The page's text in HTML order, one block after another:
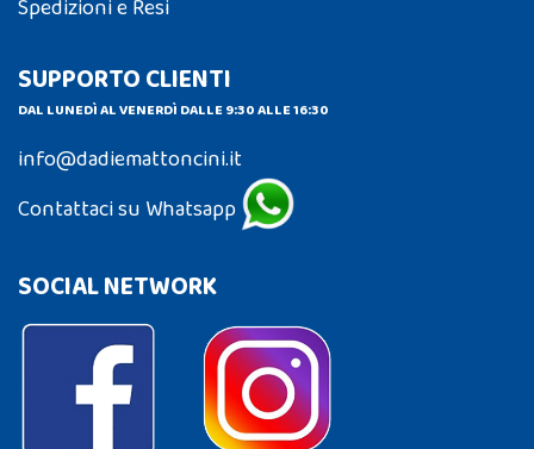
Spedizioni e Resi
SUPPORTO CLIENTI
DAL LUNEDÌ AL VENERDÌ DALLE 9:30 ALLE 16:30
info@dadiemattoncini.it
Contattaci su Whatsapp
SOCIAL NETWORK